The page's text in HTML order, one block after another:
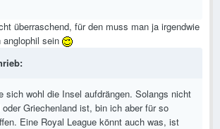
überraschend, für den muss man ja irgendwie
sein
sich wohl die Insel aufdrängen. Solangs nicht
Griechenland ist, bin ich aber für so
Eine Royal League könnt auch was, ist